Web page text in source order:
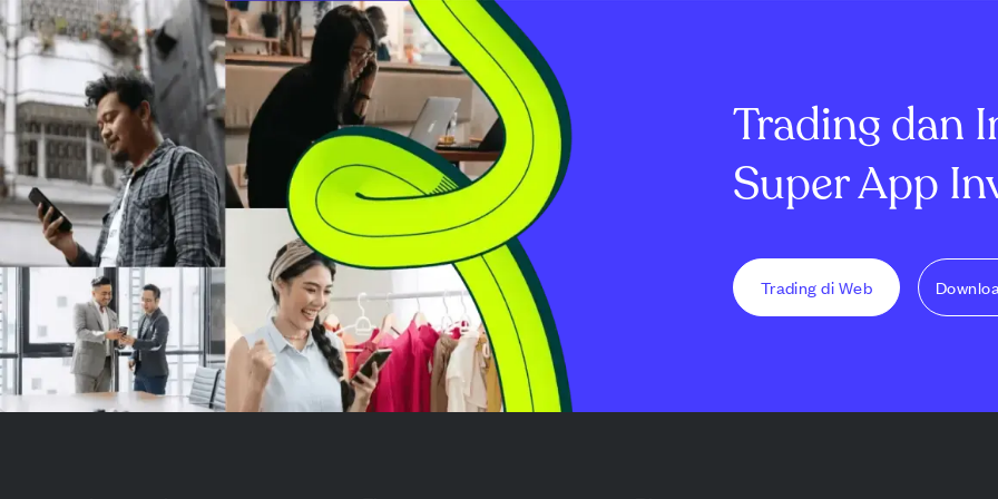
kesehatan. Namun, laba bersih
inti pemegang saham turun ...
tanda-tanda tekanan
keuangan, termasuk rasio
harga terhadap laba negatif
-1,45 dan...
menjadi $300, me...Trading dan
Super App
Trading di Web